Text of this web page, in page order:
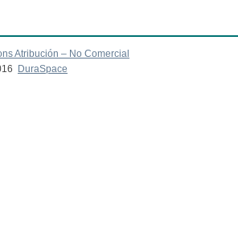
Atribución – No Comercial
DuraSpace